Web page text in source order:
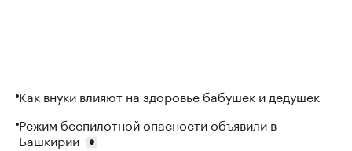
Как внуки влияют на здоровье бабушек и дедушек
Режим беспилотной опасности объявили в
Башкирии